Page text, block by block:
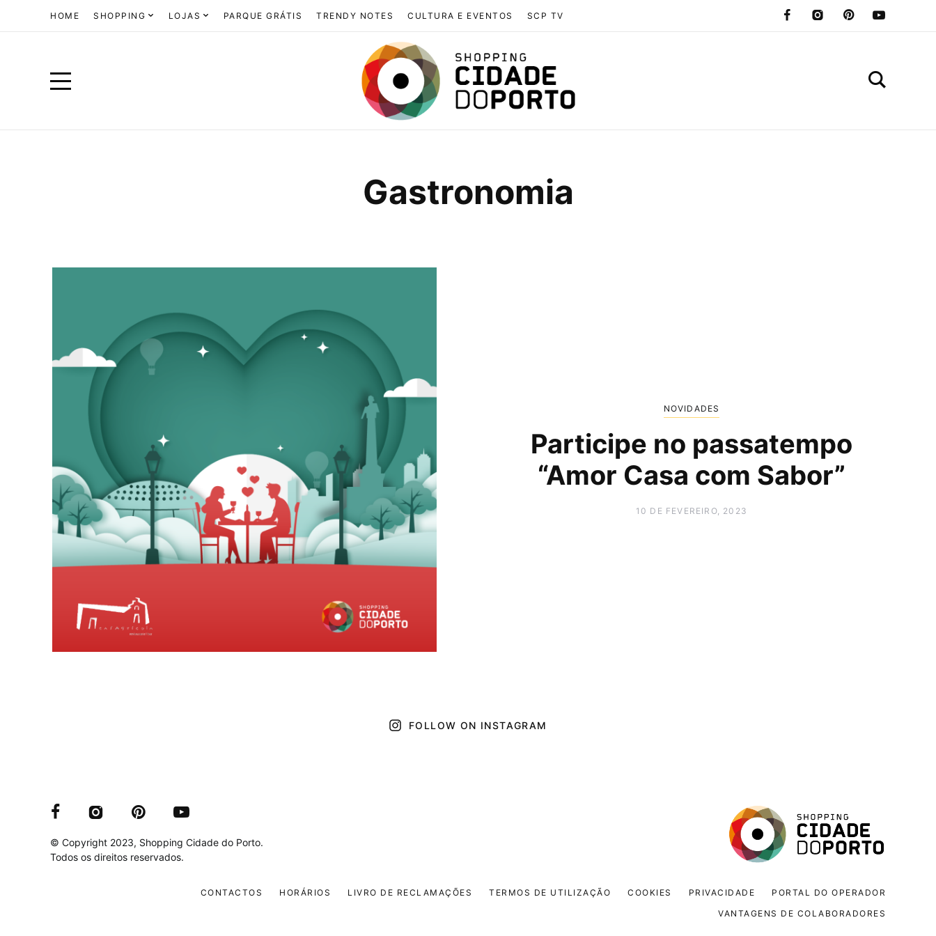
HOME SHOPPING LOJAS PARQUE GRÁTIS TRENDY NOTES CULTURA E EVENTOS SCP TV
Gastronomia
NOVIDADES
Participe no passatempo
“Amor Casa com Sabor”
10 DE FEVEREIRO, 2023
FOLLOW ON INSTAGRAM
© Copyright 2023, Shopping Cidade do Porto.
Todos os direitos reservados.
CONTACTOS HORÁRIOS LIVRO DE RECLAMAÇÕES TERMOS DE UTILIZAÇÃO COOKIES PRIVACIDADE PORTAL DO OPERADOR
VANTAGENS DE COLABORADORES